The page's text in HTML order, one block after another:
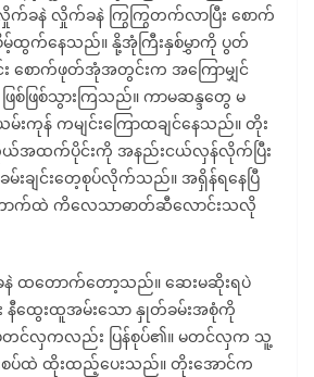
က်ခနဲ လှိုက်ခနဲ ကြွကြွတက်လာပြီး စောက်
ထွက်နေသည်။ နို့အုံကြီးနှစ်မွှာကို ပွတ်
စောက်ဖုတ်အုံအတွင်းက အကြောမျှင်
ဖြစ်ဖြစ်သွားကြသည်။ ကာမဆန္ဒတွေ မ
မ်းကုန် ကမျင်းကြောထချင်နေသည်။ တိုး
အထက်ပိုင်းကို အနည်းငယ်လှန်လိုက်ပြီး
းချင်းတေ့စုပ်လိုက်သည်။ အရှိန်ရနေပြီ
တောက်ထဲ ကိလေသာဓာတ်ဆီလောင်းသလို
နဲ ထတောက်တော့သည်။ ဆေးမဆိုးရပဲ
ထွေးထူအမ်းသော နှုတ်ခမ်းအစုံကို
တင်လှကလည်း ပြန်စုပ်၏။ မတင်လှက သူ့
စပ်ထဲ ထိုးထည့်ပေးသည်။ တိုးအောင်က